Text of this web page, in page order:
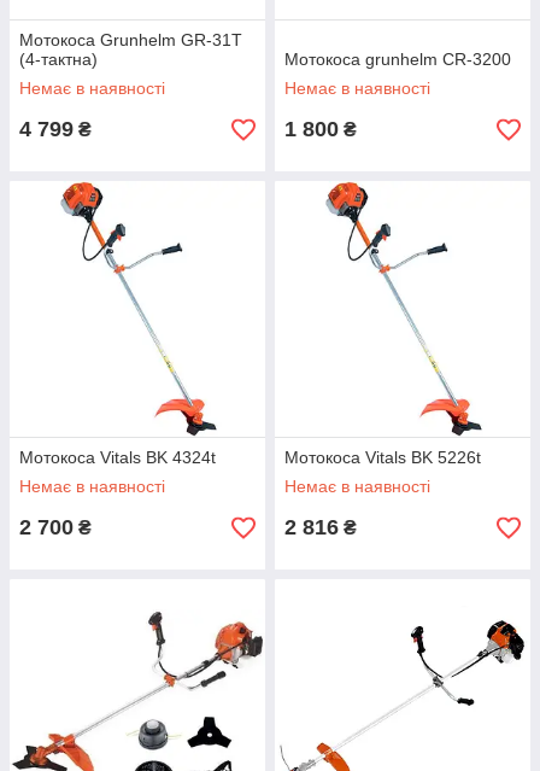
Мотокоса Grunhelm GR-31T
(4-тактна)
Немає в наявності
4 799 ₴
Мотокоса grunhelm CR-3200
Немає в наявності
1 800 ₴
Мотокоса Vitals BK 4324t
Немає в наявності
2 700 ₴
Мотокоса Vitals BK 5226t
Немає в наявності
2 816 ₴